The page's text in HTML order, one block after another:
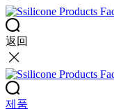
返回
제품